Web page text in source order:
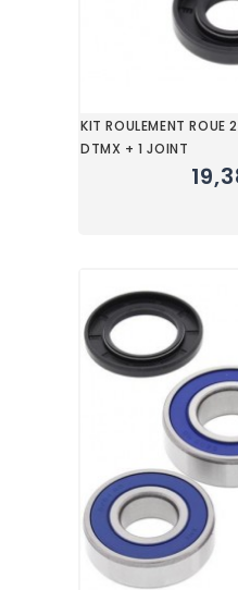
KIT ROULEMENT ROUE
DTMX + 1 JOINT